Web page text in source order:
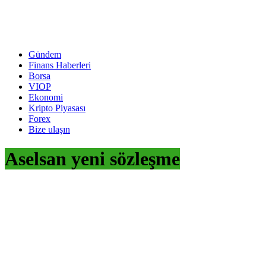
Gündem
Finans Haberleri
Borsa
VIOP
Ekonomi
Kripto Piyasası
Forex
Bize ulaşın
Aselsan yeni sözleşme